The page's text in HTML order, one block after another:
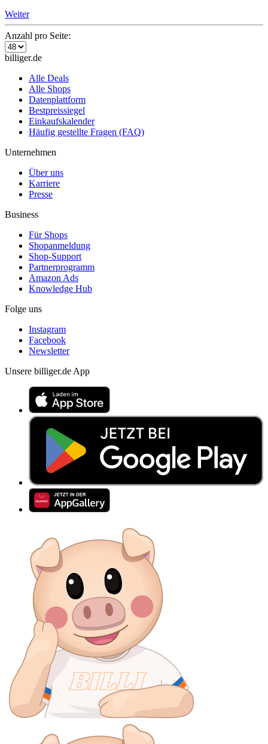
Weiter
Anzahl pro Seite:
billiger.de
Alle Deals
Alle Shops
Datenplattform
Bestpreissiegel
Einkaufskalender
Häufig gestellte Fragen (FAQ)
Unternehmen
Über uns
Karriere
Presse
Business
Für Shops
Shopanmeldung
Shop-Support
Partnerprogramm
Amazon Ads
Knowledge Hub
Folge uns
Instagram
Facebook
Newsletter
Unsere billiger.de App